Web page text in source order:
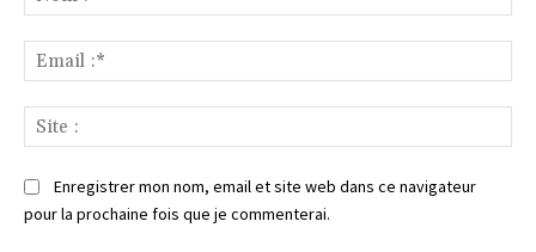
:*
:*
:
Enregistrer mon nom, email et site web dans ce navigateur
pour la prochaine fois que je commenterai.